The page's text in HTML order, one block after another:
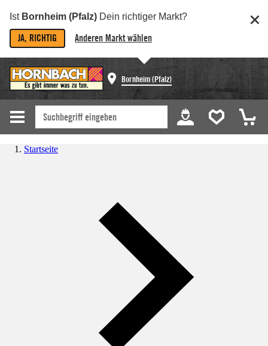
Ist Bornheim (Pfalz) Dein richtiger Markt?
JA, RICHTIG Anderen Markt wählen
Bornheim (Pfalz)
Startseite